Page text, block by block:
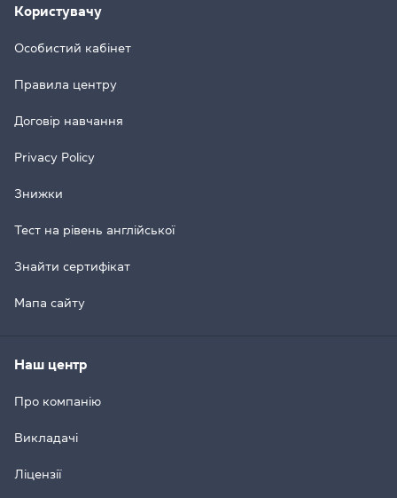
Користувачу
Особистий кабінет
Правила центру
Договір навчання
Privacy Policy
Знижки
Тест на рівень англійської
Знайти сертифікат
Мапа сайту
Наш центр
Про компанію
Викладачі
Ліцензії